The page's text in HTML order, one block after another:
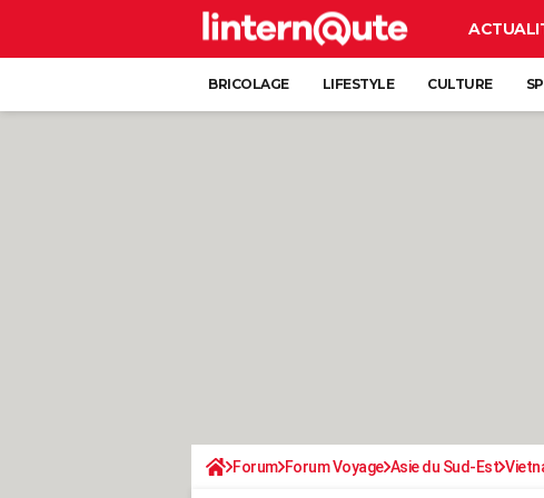
BRICOLAGE LIFESTYLE CULTURE
Forum Forum Voyage Asie du Sud-Est